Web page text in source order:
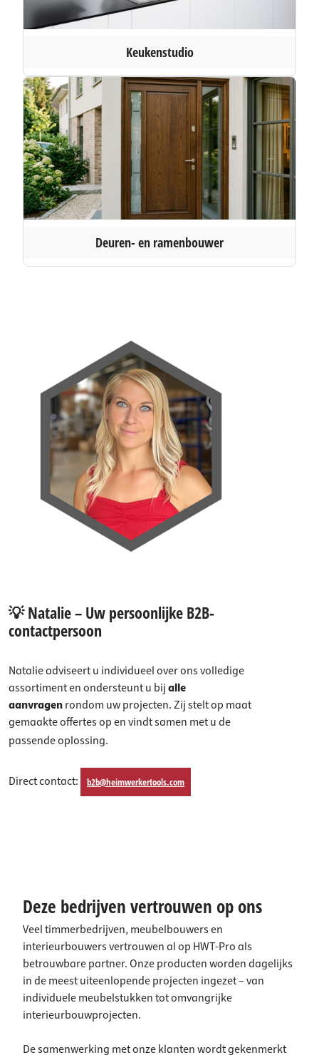
Keukenstudio
Deuren- en ramenbouwer
💡 Natalie – Uw persoonlijke B2B-
contactpersoon
Natalie adviseert u individueel over ons volledige
assortiment en ondersteunt u bijalle
aanvragenrondom uw projecten. Zij stelt op maat
gemaakte offertes op en vindt samen met u de
passende oplossing.
Direct contact: b2b@heimwerkertools.com
Deze bedrijven vertrouwen op ons
Veel timmerbedrijven, meubelbouwers en
interieurbouwers vertrouwen al op HWT-Pro als
betrouwbare partner. Onze producten worden dagelijks
in de meest uiteenlopende projecten ingezet – van
individuele meubelstukken tot omvangrijke
interieurbouwprojecten.
De samenwerking met onze klanten wordt gekenmerkt